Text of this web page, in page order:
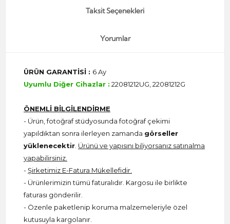
Taksit Seçenekleri
Yorumlar
ÜRÜN GARANTİSİ : 6 Ay
Uyumlu Diğer Cihazlar : 22081212UG, 22081212G
ÖNEMLİ BİLGİLENDİRME
- Ürün, fotoğraf stüdyosunda fotoğraf çekimi
yapıldıktan sonra ilerleyen zamanda görseller
yüklenecektir Ürünü ve yapısını biliyorsanız satınalma
yapabilirsiniz.
-Şirketimiz E-Fatura Mükellefidir.
- Ürünlerimizin tümü faturalıdır. Kargosu ile birlikte
faturası gönderilir.
- Özenle paketlenip koruma malzemeleriyle özel
kutusuyla kargolanır.